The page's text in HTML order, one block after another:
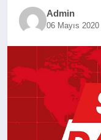
YAŞAM
Admin
06 Mayıs 2020